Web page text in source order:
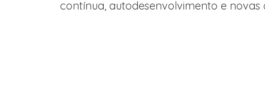
contínua, autodesenvolvimento e novas